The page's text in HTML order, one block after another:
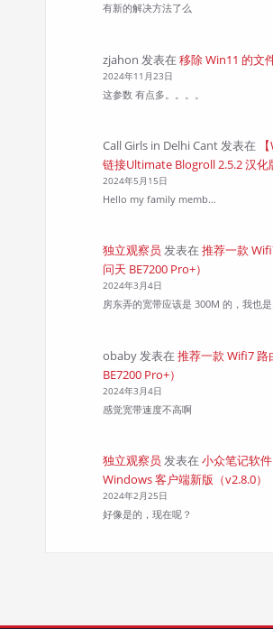
有新的解决方法了么
zjahon 发表在 移除 Win11 的文
2024年11月23日
这参数 有点多。。。。
Call Girls in Delhi Cant发表在
链接Ultimate Blogroll 2.5.2 汉化
2024年5月15日
Hello my family memb…
独立观察员 发表在 推荐一款
问天 BE7200 Pro+）
2024年3月4日
房东弄的宽带应该是 300M 的，我也
obaby发表在 推荐一款 Wifi7 路
BE7200 Pro+）
2024年3月4日
感觉宽带速度不高啊
独立观察员 发表在 小众笔记软件
Windows 客户端新版（v2.8.0）
2024年2月25日
好像是的，现在呢？